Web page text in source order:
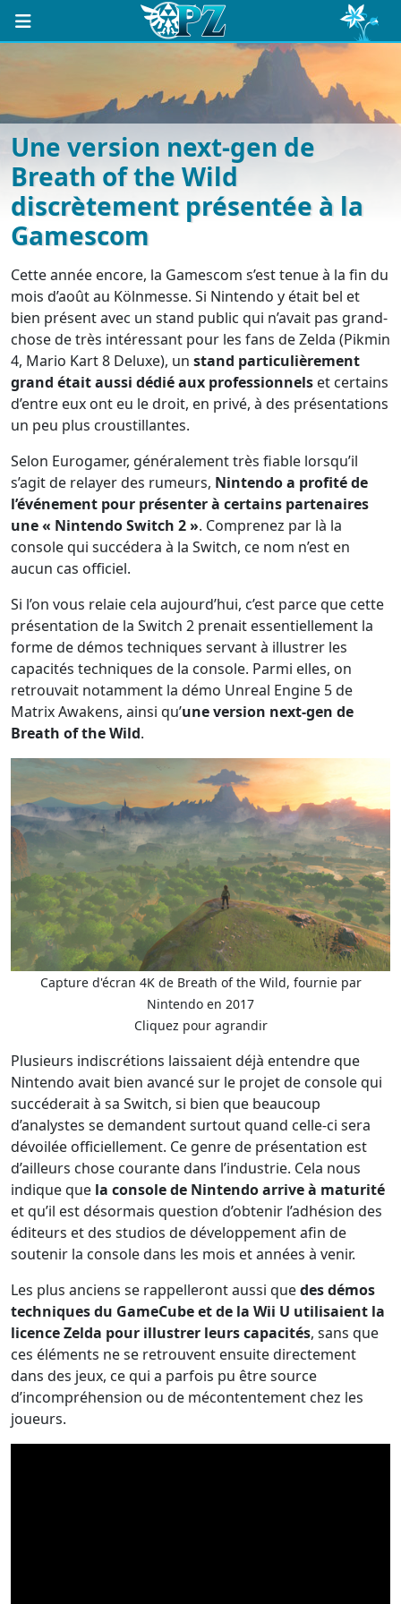
Une version next-gen de
Breath of the Wild
discrètement présentée à la
Gamescom
Cette année encore, la Gamescom s’est tenue à la fin du
mois d’août au Kölnmesse. Si Nintendo y était bel et
bien présent avec un stand public qui n’avait pas grand-
chose de très intéressant pour les fans de Zelda (Pikmin
4, Mario Kart 8 Deluxe), un stand particulièrement
grand était aussi dédié aux professionnels et certains
d’entre eux ont eu le droit, en privé, à des présentations
un peu plus croustillantes.
Selon Eurogamer, généralement très fiable lorsqu’il
s’agit de relayer des rumeurs, Nintendo a profité de
l’événement pour présenter à certains partenaires
une « Nintendo Switch 2 ». Comprenez par là la
console qui succédera à la Switch, ce nom n’est en
aucun cas officiel.
Si l’on vous relaie cela aujourd’hui, c’est parce que cette
présentation de la Switch 2 prenait essentiellement la
forme de démos techniques servant à illustrer les
capacités techniques de la console. Parmi elles, on
retrouvait notamment la démo Unreal Engine 5 de
Matrix Awakens, ainsi qu’une version next-gen de
Breath of the Wild.
Capture d'écran 4K de Breath of the Wild, fournie par
Nintendo en 2017
Cliquez pour agrandir
Plusieurs indiscrétions laissaient déjà entendre que
Nintendo avait bien avancé sur le projet de console qui
succéderait à sa Switch, si bien que beaucoup
d’analystes se demandent surtout quand celle-ci sera
dévoilée officiellement. Ce genre de présentation est
d’ailleurs chose courante dans l’industrie. Cela nous
indique que la console de Nintendo arrive à maturité
et qu’il est désormais question d’obtenir l’adhésion des
éditeurs et des studios de développement afin de
soutenir la console dans les mois et années à venir.
Les plus anciens se rappelleront aussi quedes démos
techniques du GameCube et de la Wii U utilisaient la
licence Zelda pour illustrer leurs capacités, sans que
ces éléments ne se retrouvent ensuite directement
dans des jeux, ce qui a parfois pu être source
d’incompréhension ou de mécontentement chez les
joueurs.